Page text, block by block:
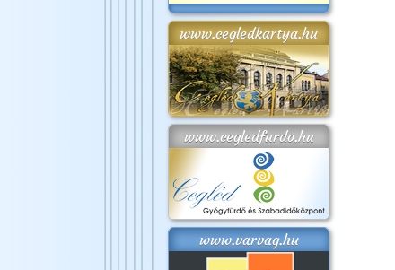
www.cegledkartya.hu
www.cegledfurdo.hu
www.varvag.hu